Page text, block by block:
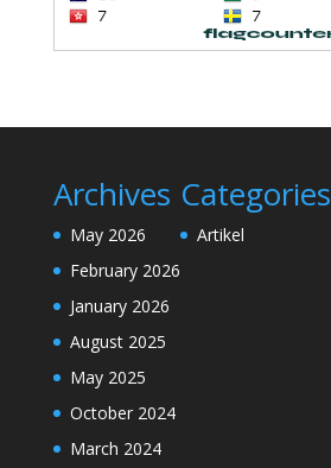
Archives
May 2026
February 2026
January 2026
August 2025
May 2025
October 2024
March 2024
Categories
Artikel